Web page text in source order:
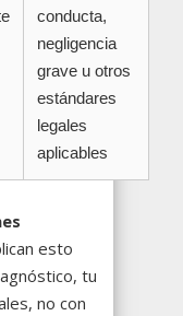
conducta,
negligencia
grave u otros
estándares
legales
aplicables
esto
tu
no con